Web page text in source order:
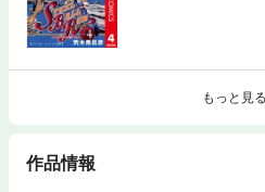
もっと見る
作品情報